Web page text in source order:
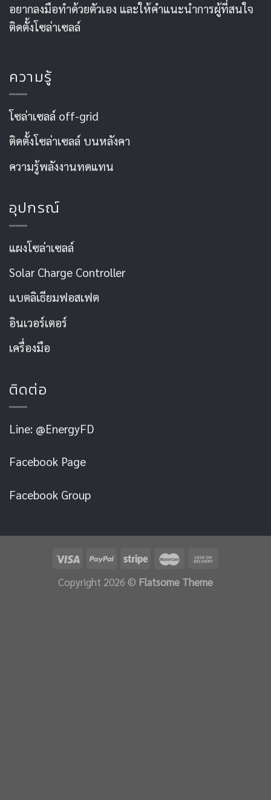
อยากลงมือทำด้วยตัวเอง และให้คำแนะนำการผู้ที่สนใจ
ติดตั้งโซล่าเซลล์
ความรู้
โซล่าเซลล์ off-grid
ติดตั้งโซล่าเซลล์ บนหลังคา
ความรู้พลังงานทดแทน
อุปกรณ์
แผงโซล่าเซลล์
Solar Charge Controller
แบตลิเธียมฟอสเฟต
อินเวอร์เตอร์
เครื่องมือ
ติดต่อ
Line: @EnergyFD
Facebook Page
Facebook Group
Copyright 2026 © Flatsome Theme